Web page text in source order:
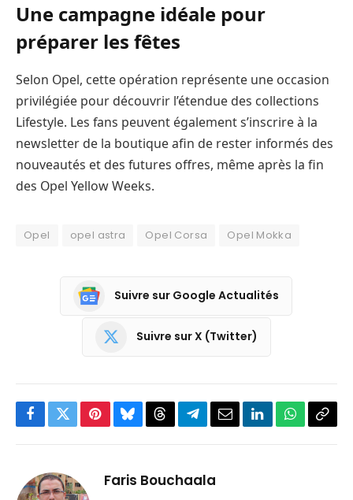
Une campagne idéale pour
préparer les fêtes
Selon Opel, cette opération représente une occasion
privilégiée pour découvrir l’étendue des collections
Lifestyle. Les fans peuvent également s’inscrire à la
newsletter de la boutique afin de rester informés des
nouveautés et des futures offres, même après la fin
des Opel Yellow Weeks.
Opel opel astra Opel Corsa Opel Mokka
Suivre sur Google Actualités
Suivre sur X (Twitter)
Facebook
TwitterPinterestBlueskyThreadsPartager
Telegram
EmailLinkedInWhatsApp
Faris Bouchaala